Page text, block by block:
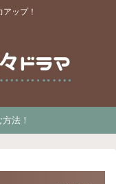
ップ！
法！